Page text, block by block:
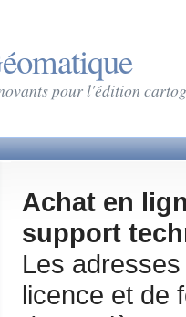
pour l'édition
Achat en
support
Les
licence et de